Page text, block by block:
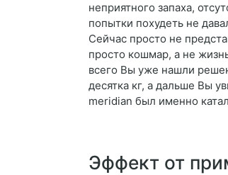
неприятного запаха,
попытки похудеть не
Сейчас просто не
просто кошмар, а не
всего Вы уже нашли
десятка кг, а дальше Вы
meridian был именно
Эффект от